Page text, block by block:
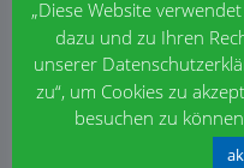
„Diese Website
dazu und zu Ihren
unserer
zu“, um Cookies zu
besuchen zu